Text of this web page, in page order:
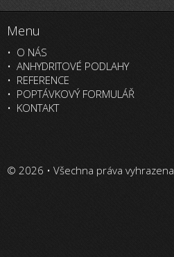
Menu
O NÁS
ANHYDRITOVÉ PODLAHY
REFERENCE
POPTÁVKOVÝ FORMULÁŘ
KONTAKT
© 2026 • Všechna práva vyhrazena